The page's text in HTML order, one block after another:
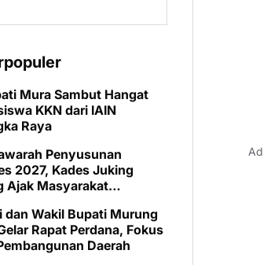
Mura Sambut Hangat
KKN dari IAIN
Raya
Penyusunan
2027, Kades Juking
Ajak Masyarakat
dan Wakil Bupati Murung
Rapat Perdana, Fokus
Daerah
Ad